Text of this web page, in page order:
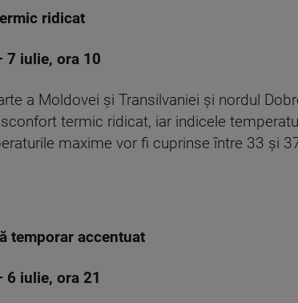
ridicat
7 iulie, ora 10
a Moldovei și Transilvaniei și nordul
termic ridicat, iar indicele
maxime vor fi cuprinse între 33 și
temporar accentuat
6 iulie, ora 21